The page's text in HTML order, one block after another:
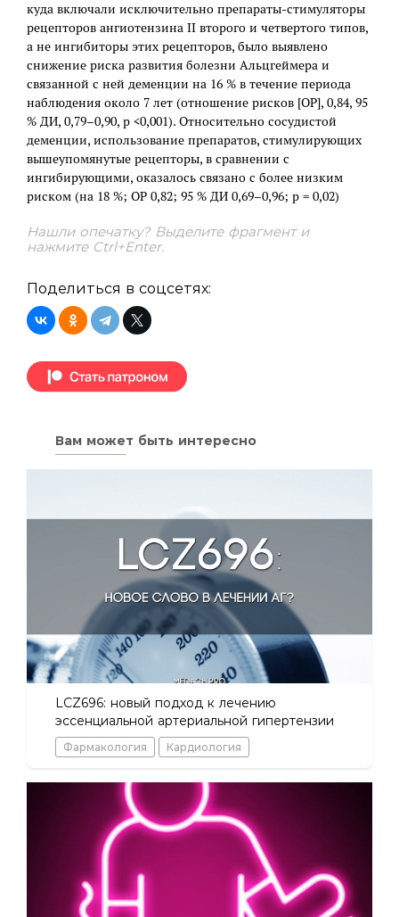
куда включали исключительно препараты-стимуляторы
рецепторов ангиотензина II второго и четвертого типов,
а не ингибиторы этих рецепторов, было выявлено
снижение риска развития болезни Альцгеймера и
связанной с ней деменции на 16 % в течение периода
наблюдения около 7 лет (отношение рисков [ОР], 0,84, 95
% ДИ, 0,79–0,90, p <0,001). Относительно сосудистой
деменции, использование препаратов, стимулирующих
вышеупомянутые рецепторы, в сравнении с
ингибирующими, оказалось связано с более низким
риском (на 18 %; ОР 0,82; 95 % ДИ 0,69–0,96; p = 0,02)
Нашли опечатку? Выделите фрагмент и
нажмите Ctrl+Enter.
Поделиться в соцсетях:
Вам может быть интересно
LCZ696: новый подход к лечению
эссенциальной артериальной гипертензии
Фармакология Кардиология